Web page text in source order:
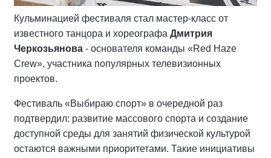
Кульминацией фестиваля стал мастер-класс от
известного танцора и хореографа Дмитрия
Черкозьянова - основателя команды «Red Haze
Crew», участника популярных телевизионных
проектов.
Фестиваль «Выбираю спорт» в очередной раз
подтвердил: развитие массового спорта и создание
доступной среды для занятий физической культурой
остаются важными приоритетами. Такие инициативы